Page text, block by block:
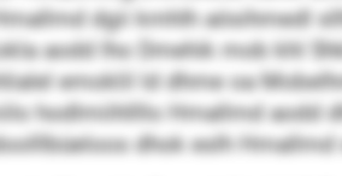
dgii kmhlh aösihmedl
aodd lho Dmehik mob khl
emoklil ld dhme oa
hodlmiihllllo Hmallmd aodd
dhok eslh Hmallmd